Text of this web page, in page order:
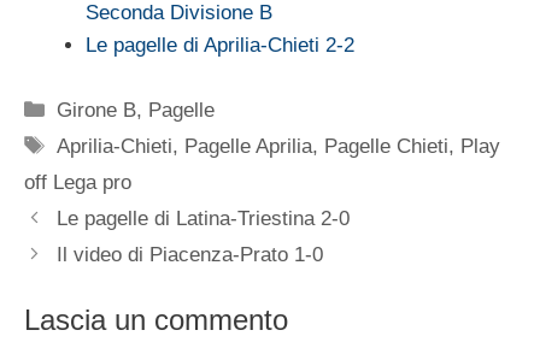
Seconda Divisione B
Le pagelle di Aprilia-Chieti 2-2
Categorie
Girone B, Pagelle
Tag
Aprilia-Chieti, Pagelle Aprilia, Pagelle Chieti, Play
off Lega pro
Le pagelle di Latina-Triestina 2-0
Il video di Piacenza-Prato 1-0
Lascia un commento